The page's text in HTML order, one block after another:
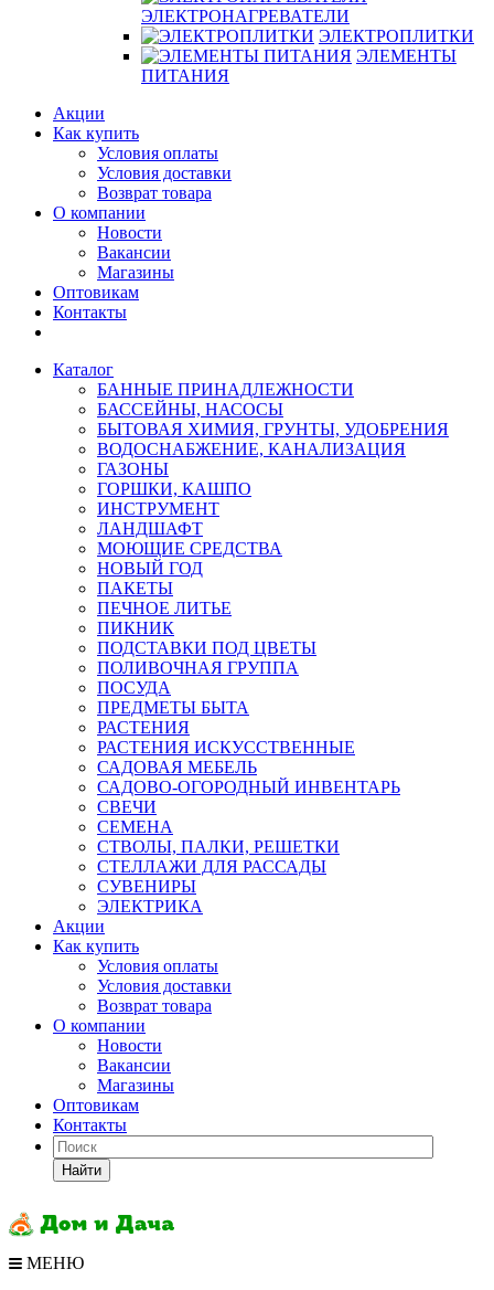
ЭЛЕКТРОНАГРЕВАТЕЛИ
ЭЛЕКТРОПЛИТКИ
ЭЛЕМЕНТЫ
ПИТАНИЯ
Акции
Как купить
Условия оплаты
Условия доставки
Возврат товара
О компании
Новости
Вакансии
Магазины
Оптовикам
Контакты
Каталог
БАННЫЕ ПРИНАДЛЕЖНОСТИ
БАССЕЙНЫ, НАСОСЫ
БЫТОВАЯ ХИМИЯ, ГРУНТЫ, УДОБРЕНИЯ
ВОДОСНАБЖЕНИЕ, КАНАЛИЗАЦИЯ
ГАЗОНЫ
ГОРШКИ, КАШПО
ИНСТРУМЕНТ
ЛАНДШАФТ
МОЮЩИЕ СРЕДСТВА
НОВЫЙ ГОД
ПАКЕТЫ
ПЕЧНОЕ ЛИТЬЕ
ПИКНИК
ПОДСТАВКИ ПОД ЦВЕТЫ
ПОЛИВОЧНАЯ ГРУППА
ПОСУДА
ПРЕДМЕТЫ БЫТА
РАСТЕНИЯ
РАСТЕНИЯ ИСКУССТВЕННЫЕ
САДОВАЯ МЕБЕЛЬ
САДОВО-ОГОРОДНЫЙ ИНВЕНТАРЬ
СВЕЧИ
СЕМЕНА
СТВОЛЫ, ПАЛКИ, РЕШЕТКИ
СТЕЛЛАЖИ ДЛЯ РАССАДЫ
СУВЕНИРЫ
ЭЛЕКТРИКА
Акции
Как купить
Условия оплаты
Условия доставки
Возврат товара
О компании
Новости
Вакансии
Магазины
Оптовикам
Контакты
Найти
МЕНЮ